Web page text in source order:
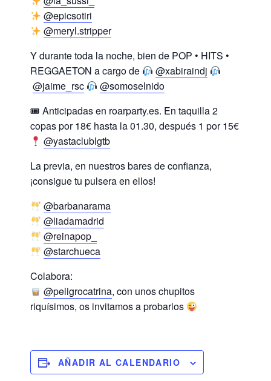
@epicsotiri
@meryl.stripper
Y durante toda la noche, bien de POP • HITS •
REGGAETON a cargo de
@xabiraindj
@jaime_rsc
@somoselnido
🎟 Anticipadas en roarparty.es. En taquilla 2
copas por 18€ hasta la 01.30, después 1 por 15€
@yastaclublgtb
La previa, en nuestros bares de confianza,
¡consigue tu pulsera en ellos!
@barbanarama
@liadamadrid
@reinapop_
@starchueca
Colabora:
@peligrocatrina, con unos chupitos
riquísimos, os invitamos a probarlos
AÑADIR AL CALENDARIO